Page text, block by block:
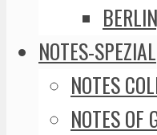
NOTES-SPEZIAL
NOTES
NOTES OF